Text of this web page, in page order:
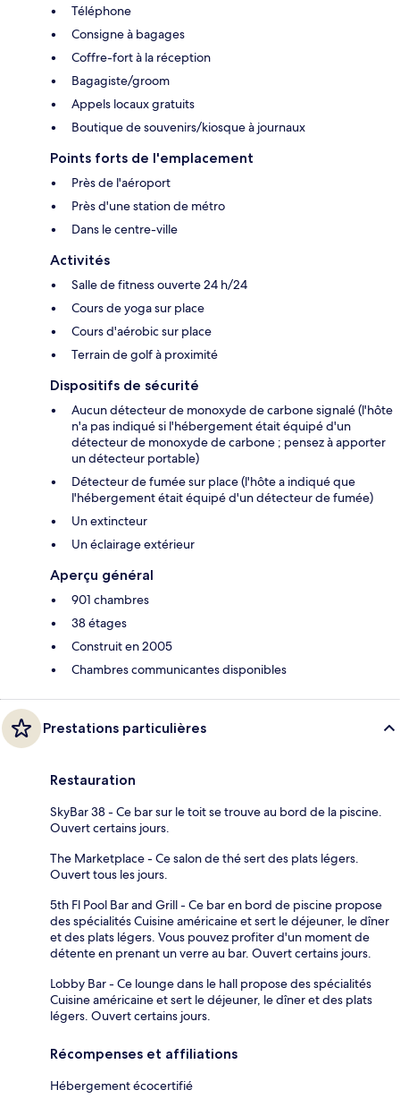
Téléphone
Consigne à bagages
Coffre-fort à la réception
Bagagiste/groom
Appels locaux gratuits
Boutique de souvenirs/kiosque à journaux
Points forts de l'emplacement
Près de l'aéroport
Près d'une station de métro
Dans le centre-ville
Activités
Salle de fitness ouverte 24 h/24
Cours de yoga sur place
Cours d'aérobic sur place
Terrain de golf à proximité
Dispositifs de sécurité
Aucun détecteur de monoxyde de carbone signalé (l'hôte
n'a pas indiqué si l'hébergement était équipé d'un
détecteur de monoxyde de carbone ; pensez à apporter
un détecteur portable)
Détecteur de fumée sur place (l'hôte a indiqué que
l'hébergement était équipé d'un détecteur de fumée)
Un extincteur
Un éclairage extérieur
Aperçu général
901 chambres
38 étages
Construit en 2005
Chambres communicantes disponibles
Prestations particulières
Restauration
SkyBar 38 - Ce bar sur le toit se trouve au bord de la piscine.
Ouvert certains jours.
The Marketplace - Ce salon de thé sert des plats légers.
Ouvert tous les jours.
5th Fl Pool Bar and Grill - Ce bar en bord de piscine propose
des spécialités Cuisine américaine et sert le déjeuner, le dîner
et des plats légers. Vous pouvez profiter d'un moment de
détente en prenant un verre au bar. Ouvert certains jours.
Lobby Bar - Ce lounge dans le hall propose des spécialités
Cuisine américaine et sert le déjeuner, le dîner et des plats
légers. Ouvert certains jours.
Récompenses et affiliations
Hébergement écocertifié